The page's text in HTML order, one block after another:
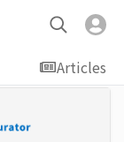
Articles